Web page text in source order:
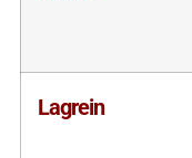
Lagrein